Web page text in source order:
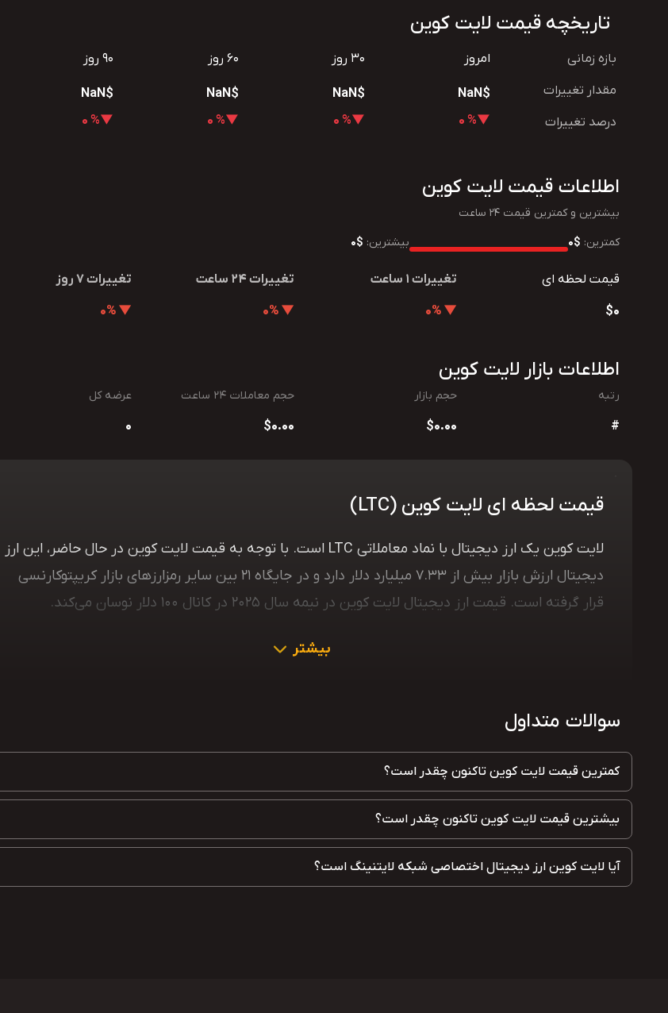
تاریخچه قیمت لایت کوین
بازه زمانی
مقدار تغییرات
درصد تغییرات
امروز
$NaN
▼% 0
30 روز
$NaN
▼% 0
60 روز
$NaN
▼% 0
90 روز
$NaN
▼% 0
اطلاعات قیمت لایت کوین
بیشترین و کمترین قیمت 24 ساعت
کمترین: $0 بیشترین: $0
قیمت لحظه ای
$0
تغییرات 1 ساعت
▼ 0%
تغییرات 24 ساعت
▼ 0%
تغییرات 7 روز
▼ 0%
اطلاعات بازار لایت کوین
رتبه
#
حجم بازار
$0.00
حجم معاملات 24 ساعت
$0.00
عرضه کل
0
قیمت لحظه ای لایت کوین (LTC)
لایت کوین یک ارز دیجیتال با نماد معاملاتی LTC است. با توجه به قیمت لایت کوین در حال حاضر، این ارز
دیجیتال ارزش بازار بیش از 7.33 میلیارد دلار دارد و در جایگاه 21 بین سایر رمزارزهای بازار کریپتوکارنسی
قرار گرفته است. قیمت ارز دیجیتال لایت کوین در نیمه سال 2025 در کانال 100 دلار نوسان می‌کند.
بیشتر
سوالات متداول
کمترین قیمت لایت کوین تاکنون چقدر است؟
بیشترین قیمت لایت کوین تاکنون چقدر است؟
آیا لایت کوین ارز دیجیتال اختصاصی شبکه لایتنینگ است؟